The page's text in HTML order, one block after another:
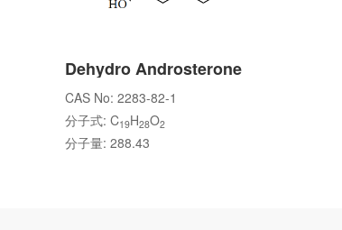
Dehydro Androsterone
CAS No: 2283-82-1
分子式: C19H28O2
分子量: 288.43